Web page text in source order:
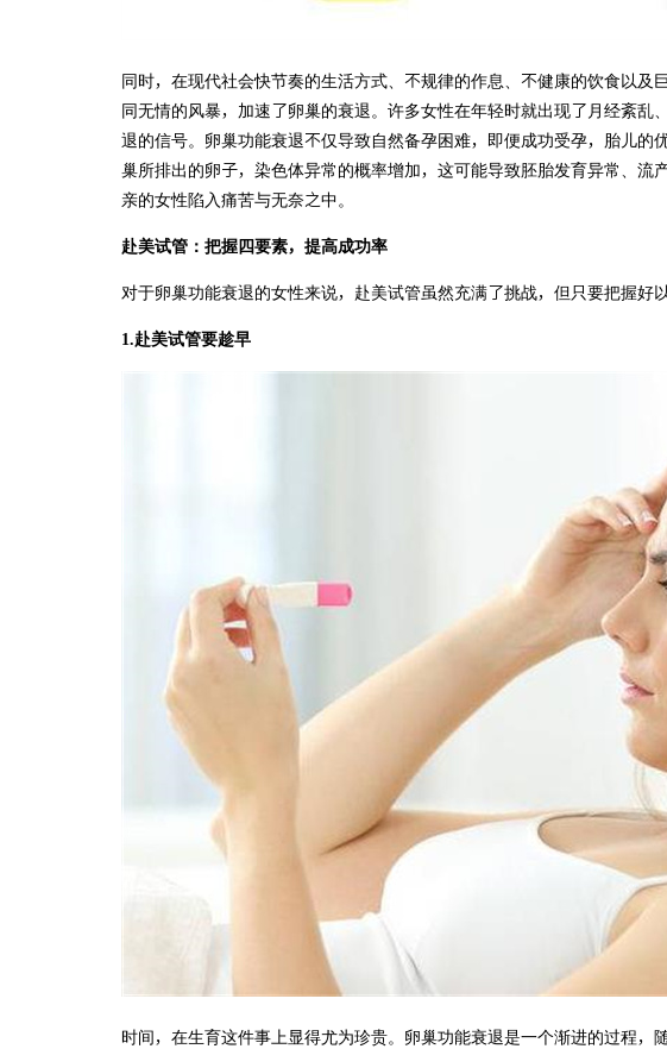
同时，在现代社会快节奏的生活方式、不规律的作息、不健康的饮食以及
同无情的风暴，加速了卵巢的衰退。许多女性在年轻时就出现了月经紊乱
退的信号。卵巢功能衰退不仅导致自然备孕困难，即便成功受孕，胎儿的
巢所排出的卵子，染色体异常的概率增加，这可能导致胚胎发育异常、流
亲的女性陷入痛苦与无奈之中。
赴美试管：把握四要素，提高成功率
对于卵巢功能衰退的女性来说，赴美试管虽然充满了挑战，但只要把握好
1.赴美试管要趁早
时间，在生育这件事上显得尤为珍贵。卵巢功能衰退是一个渐进的过程，